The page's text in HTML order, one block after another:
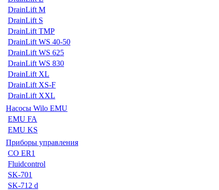
DrainLift M
DrainLift S
DrainLift TMP
DrainLift WS 40-50
DrainLift WS 625
DrainLift WS 830
DrainLift XL
DrainLift XS-F
DrainLift XXL
Насосы Wilo EMU
EMU FA
EMU KS
Приборы управления
CO ER1
Fluidcontrol
SK-701
SK-712 d